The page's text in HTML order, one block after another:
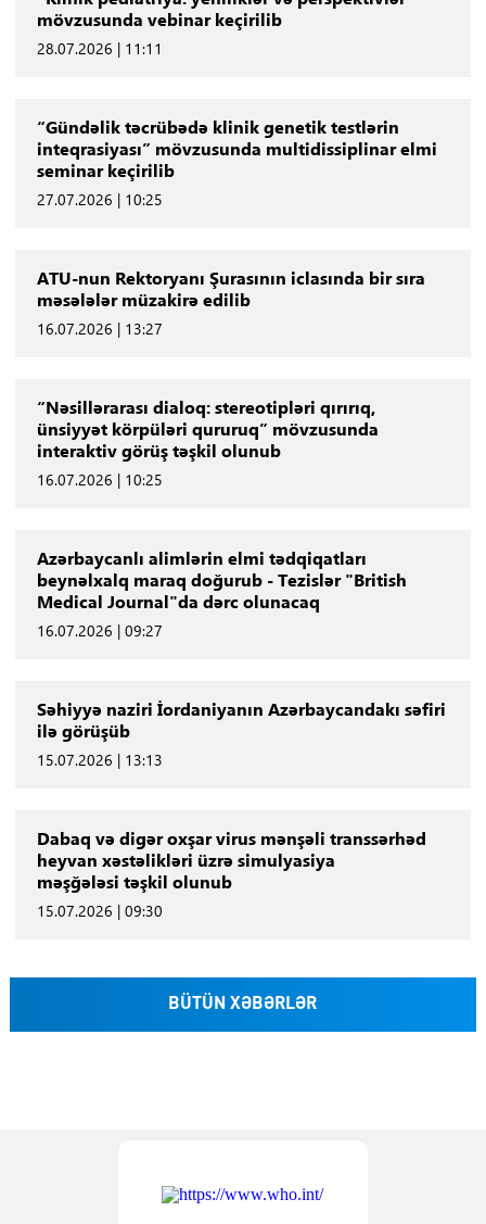
mövzusunda vebinar keçirilib
28.07.2026 | 11:11
“Gündəlik təcrübədə klinik genetik testlərin
inteqrasiyası” mövzusunda multidissiplinar elmi
seminar keçirilib
27.07.2026 | 10:25
ATU-nun Rektoryanı Şurasının iclasında bir sıra
məsələlər müzakirə edilib
16.07.2026 | 13:27
“Nəsillərarası dialoq: stereotipləri qırırıq,
ünsiyyət körpüləri qururuq” mövzusunda
interaktiv görüş təşkil olunub
16.07.2026 | 10:25
Azərbaycanlı alimlərin elmi tədqiqatları
beynəlxalq maraq doğurub - Tezislər "British
Medical Journal"da dərc olunacaq
16.07.2026 | 09:27
Səhiyyə naziri İordaniyanın Azərbaycandakı səfiri
ilə görüşüb
15.07.2026 | 13:13
Dabaq və digər oxşar virus mənşəli transsərhəd
heyvan xəstəlikləri üzrə simulyasiya
məşğələsi təşkil olunub
15.07.2026 | 09:30
BÜTÜN XƏBƏRLƏR